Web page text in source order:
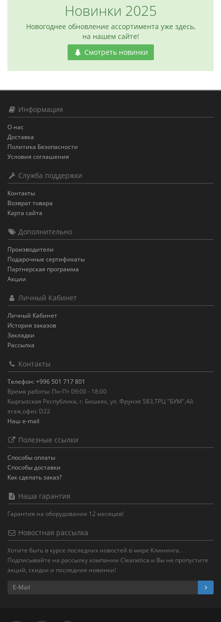
Новинки 2025
Новогоднее обновление ассортимента уже здесь,
на нашем сайте!
Смотреть новинки
Информация
О нас
Доставка
Политика Безопасности
Условия соглашения
Служба поддержки
Контакты
Возврат товара
Карта сайта
Дополнительно
Производители
Подарочные сертификаты
Партнерская программа
Акции
Личный Кабинет
Личный Кабинет
История заказов
Закладки
Рассылка
Контакты
Телефон: +996 501 717 801
Время работы: Пн-Пт 09:00 - 18:00
Кыргызская Республика, г. Бишкек, ул. Фрунзе 583,ТРЦ "БУМ",4й
этаж,офис D22
Наш e-mail
Полезные ссылки
Способы оплаты
Способы доставки
Как сделать заказ?
Наша гарантия
Гарантия на оборудование 12 месяцев!
Новостная рассылка
Хотите быть в курсе последних новостей в мире Клининга.
Подписывайте на рассылку компании Cleanetica и Вы не пропустите
акций, скидки и последние новинки!